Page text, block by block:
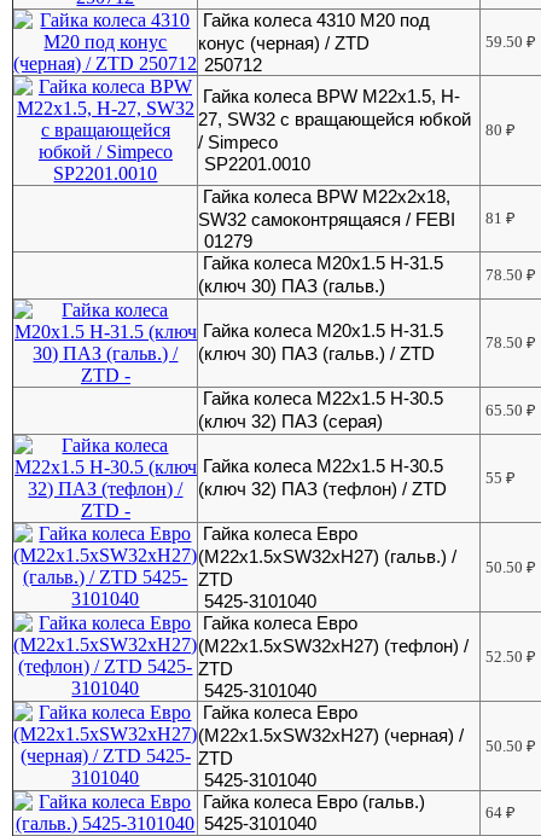
Гайка колеса 4310 М20 под
конус (черная) / ZTD
250712
59.50₽
Гайка колеса BPW М22х1.5, H-
27, SW32 с вращающейся юбкой
/ Simpeco
SP2201.0010
80₽
Гайка колеса BPW М22х2х18,
SW32 самоконтрящаяся / FEBI
01279
81₽
Гайка колеса M20x1.5 H-31.5
(ключ 30) ПАЗ (гальв.)
78.50₽
Гайка колеса M20x1.5 H-31.5
(ключ 30) ПАЗ (гальв.) / ZTD
78.50₽
Гайка колеса M22x1.5 H-30.5
(ключ 32) ПАЗ (серая)
65.50₽
Гайка колеса M22x1.5 H-30.5
(ключ 32) ПАЗ (тефлон) / ZTD
55₽
Гайка колеса Евро
(M22x1.5xSW32xH27) (гальв.) /
ZTD
5425-3101040
50.50₽
Гайка колеса Евро
(M22x1.5xSW32xH27) (тефлон) /
ZTD
5425-3101040
52.50₽
Гайка колеса Евро
(M22x1.5xSW32xH27) (черная) /
ZTD
5425-3101040
50.50₽
Гайка колеса Евро (гальв.)
5425-3101040
64₽